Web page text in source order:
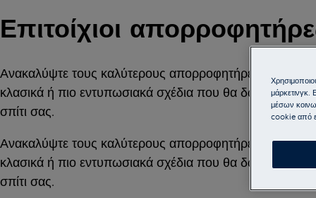
Επιτοίχιοι
Ανακαλύψτε τους καλύτερους απορροφητήρες που
κλασικά ή πιο εντυπωσιακά σχέδια που θα δώσουν στην
σπίτι σας.
Ανακαλύψτε τους καλύτερους απορροφητήρες που
κλασικά ή πιο εντυπωσιακά σχέδια που θα δώσουν στην
σπίτι σας.
μάρκετινγκ.
μέσων
cookie από